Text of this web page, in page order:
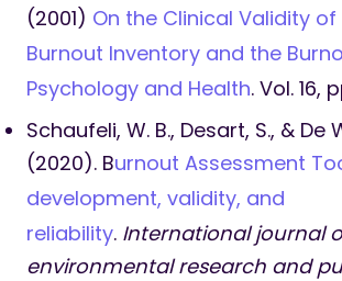
(2001) On the Clinical Validity
Burnout Inventory and the
Psychology and Health. Vol. 16,
Schaufeli, W. B., Desart, S., & De
(2020). Burnout Assessment
development, validity, and
reliability. International journal
environmental research and